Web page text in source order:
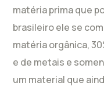
matéria prima que
brasileiro ele se
matéria orgânica,
e de metais e
um material que